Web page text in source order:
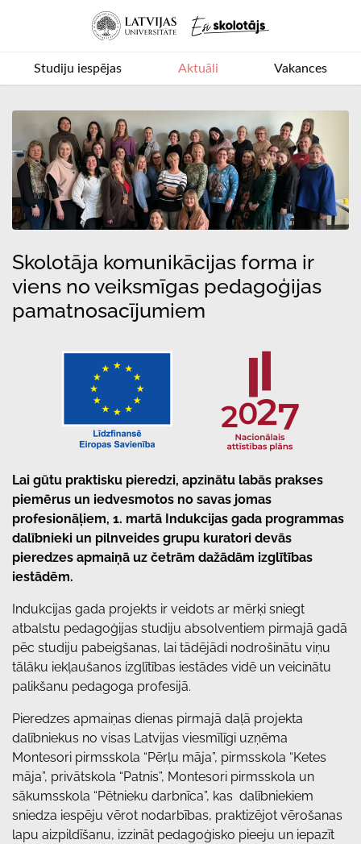
Studiju iespējas Aktuāli Vakances
Skolotāja komunikācijas forma ir
viens no veiksmīgas pedagoģijas
pamatnosacījumiem
Lai gūtu praktisku pieredzi, apzinātu labās prakses
piemērus un iedvesmotos no savas jomas
profesionāļiem, 1. martā Indukcijas gada programmas
dalībnieki un pilnveides grupu kuratori devās
pieredzes apmaiņā uz četrām dažādām izglītības
iestādēm.
Indukcijas gada projekts ir veidots ar mērķi sniegt
atbalstu pedagoģijas studiju absolventiem pirmajā gadā
pēc studiju pabeigšanas, lai tādējādi nodrošinātu viņu
tālāku iekļaušanos izglītības iestādes vidē un veicinātu
palikšanu pedagoga profesijā.
Pieredzes apmaiņas dienas pirmajā daļā projekta
dalībniekus no visas Latvijas viesmīlīgi uzņēma
Montesori pirmsskola “Pērļu māja”, pirmsskola “Ketes
māja”, privātskola “Patnis”, Montesori pirmsskola un
sākumsskola “Pētnieku darbnīca”, kas dalībniekiem
sniedza iespēju vērot nodarbības, praktizējot vērošanas
lapu aizpildīšanu, izzināt pedagoģisko pieeju un iepazīt